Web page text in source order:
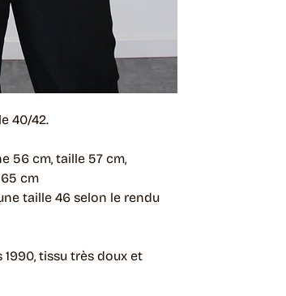
40/42.
56 cm, taille 57 cm,
cm
taille 46 selon le rendu
tissu très doux et